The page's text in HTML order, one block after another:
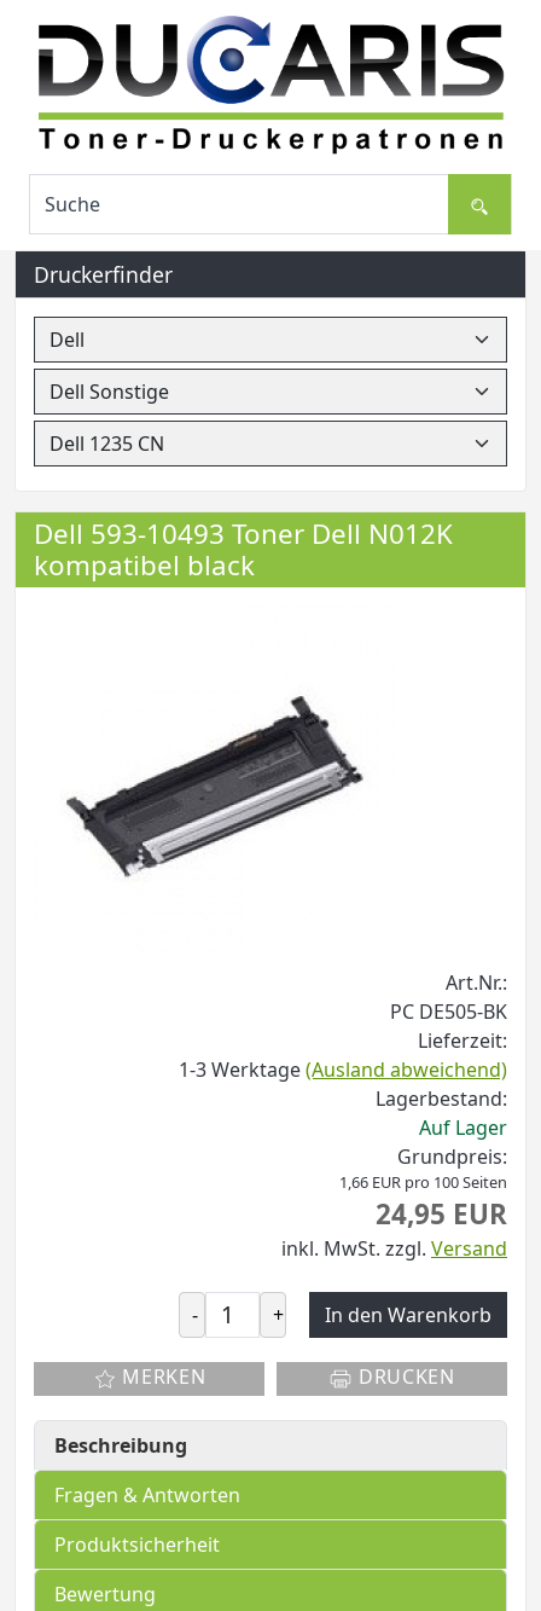
Druckerfinder
Dell 593-10493 Toner Dell N012K
kompatibel black
Art.Nr.:
PC DE505-BK
Lieferzeit:
1-3 Werktage(Ausland abweichend)
Lagerbestand:
Auf Lager
Grundpreis:
1,66 EUR pro 100 Seiten
24,95 EUR
inkl. MwSt. zzgl. Versand
- + In den Warenkorb
MERKEN DRUCKEN
Beschreibung
Fragen & Antworten
Produktsicherheit
Bewertung